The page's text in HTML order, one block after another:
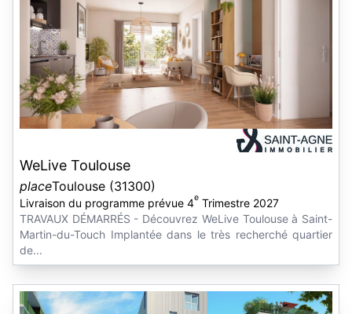
WeLive Toulouse
placeToulouse (31300)
Livraison du programme prévue 4e Trimestre 2027
TRAVAUX DÉMARRÉS - Découvrez WeLive Toulouse à Saint-
Martin-du-Touch Implantée dans le très recherché quartier
de...